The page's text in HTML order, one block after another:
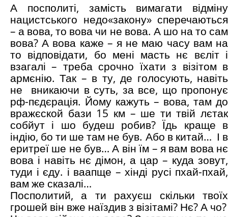
А посполиті, замість вимагати відміну
нацистського недо«закону» сперечаються
– а вова, то вова чи не вова. А шо на то сам
вова? А вова каже – я не маю часу вам на
то відповідати, бо мені масть нє вєліт і
взагалі – треба срочно їхати з візітом в
армєнію. Так – в ту, де голосують, навіть
не вникаючи в суть, за все, що пропонує
рф-пєдєрація. Йому кажуть – вова, там до
вражєской бази 15 км – ше ти твій лєтак
собйут і шо будеш робив? Їдь краще в
індію, бо ти ше там не був. Або в китай… І в
еритреї ше не був… А він їм – я вам вова нє
вова і навіть нє дімон, а цар – куда зовут,
туди і єду. і ваапще – хінді русі пхай-пхай,
вам же сказалі…
Посполитий, а ти рахуєш скільки твоїх
грошей він вже наїздив з візітамі? Нє? А чо?